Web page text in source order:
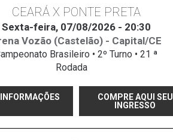
CEARÁ X PONTE PRETA
Sexta-feira, 07/08/2026 - 20:30
Vozão (Castelão) - Capital/CE
Brasileiro • 2º Turno • 21 ª
Rodada
COMPRE AQUI SEU
INGRESSO